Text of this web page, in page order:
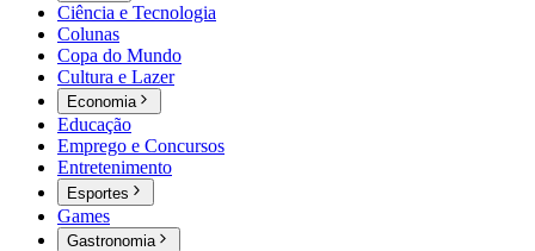
Ciência e Tecnologia
Colunas
Copa do Mundo
Cultura e Lazer
Economia
Educação
Emprego e Concursos
Entretenimento
Esportes
Games
Gastronomia